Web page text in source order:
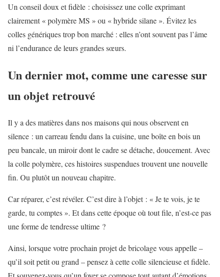
Un conseil doux et fidèle : choisissez une colle exprimant
clairement « polymère MS » ou « hybride silane ». Évitez les
colles génériques trop bon marché : elles n’ont souvent pas l’âme
ni l’endurance de leurs grandes sœurs.
Un dernier mot, comme une caresse sur
un objet retrouvé
Il y a des matières dans nos maisons qui nous observent en
silence : un carreau fendu dans la cuisine, une boîte en bois un
peu bancale, un miroir dont le cadre se détache, doucement. Avec
la colle polymère, ces histoires suspendues trouvent une nouvelle
fin. Ou plutôt un nouveau chapitre.
Car réparer, c’est révéler. C’est dire à l’objet : « Je te vois, je te
garde, tu comptes ». Et dans cette époque où tout file, n’est-ce pas
une forme de tendresse ultime ?
Ainsi, lorsque votre prochain projet de bricolage vous appelle –
qu’il soit petit ou grand – pensez à cette colle silencieuse et fidèle.